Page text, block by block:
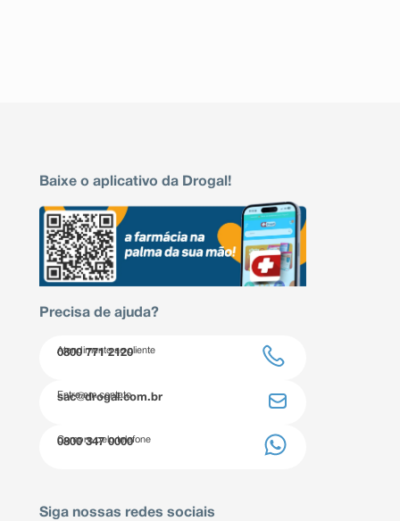
Baixe o aplicativo da Drogal!
Precisa de ajuda?
Atendimento ao cliente
0800 771 2120
Entre em contato
sac@drogal.com.br
Compre pelo telefone
0800 347 0000
Siga nossas redes sociais